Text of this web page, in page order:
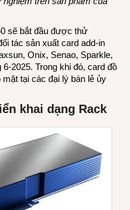
sẽ bắt đầu được thử
tác sản xuất card add-in
Onix, Senao, Sparkle,
2025. Trong khi đó, card đồ
tại các đại lý bán lẻ ủy
khai dạng Rack